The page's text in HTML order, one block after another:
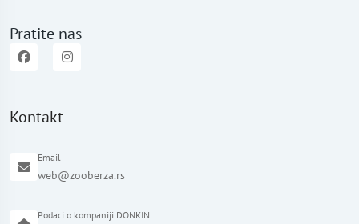
Pratite nas
Kontakt
Email
web@zooberza.rs
Podaci o kompaniji DONKIN